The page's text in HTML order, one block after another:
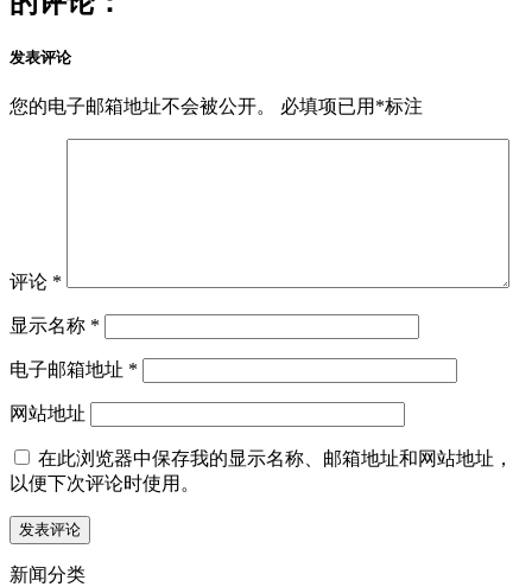
发表评论
您的电子邮箱地址不会被公开。 必填项已用 *标注
评论 *
显示名称 *
电子邮箱地址 *
网站地址
在此浏览器中保存我的显示名称、邮箱地址和网站地址，
以便下次评论时使用。
新闻分类